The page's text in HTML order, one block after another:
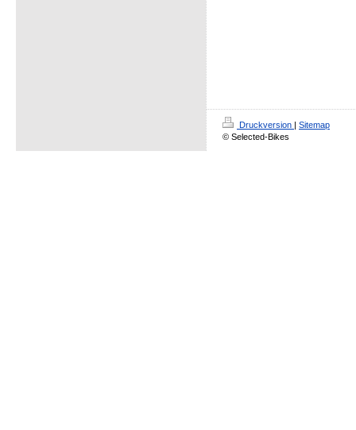
Druckversion | Sitemap
© Selected-Bikes